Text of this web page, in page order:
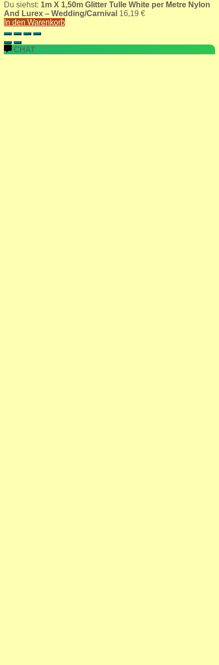
Du siehst: 1m X 1,50m Glitter Tulle White per Metre Nylon
And Lurex – Wedding/Carnival 16,19 €
In den Warenkorb
CHAT